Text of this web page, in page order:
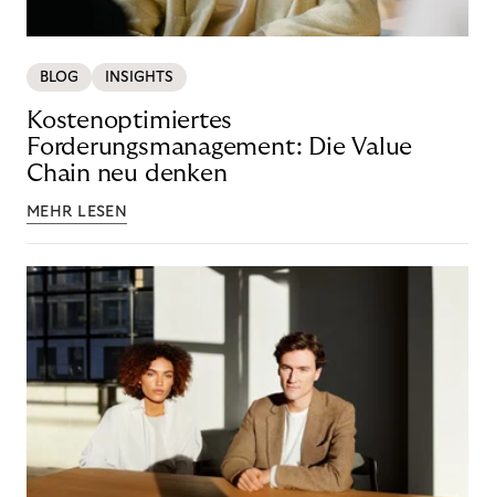
BLOG INSIGHTS
Kostenoptimiertes
Forderungsmanagement: Die Value
Chain neu denken
MEHR LESEN